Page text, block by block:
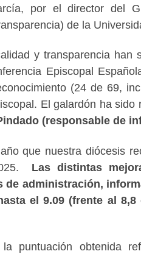
por el director del
de la
y transparencia
Episcopal
(24 de 69,
El galardón ha sido
(responsable de
que nuestra diócesis
Las distintas
de administración,
el 9.09 (frente al 8,8
puntuación obtenida